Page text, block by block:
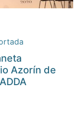
Azorín de